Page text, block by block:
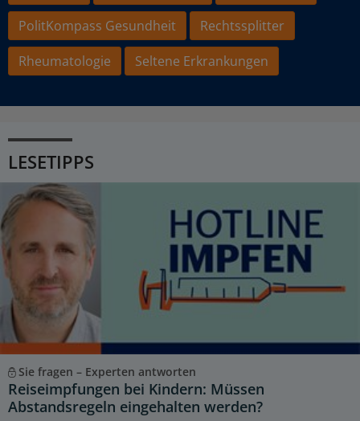
PolitKompass Gesundheit
Rechtssplitter
Rheumatologie
Seltene Erkrankungen
LESETIPPS
Sie fragen – Experten antworten
Reiseimpfungen bei Kindern: Müssen
Abstandsregeln eingehalten werden?